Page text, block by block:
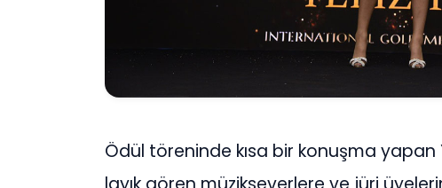
Ödül töreninde kısa bir konuşma yapan